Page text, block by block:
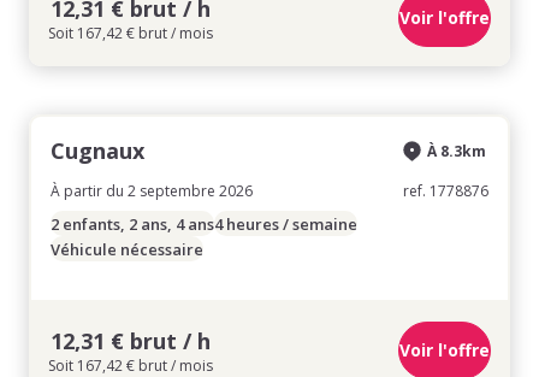
12,31 € brut / h
Soit 167,42 € brut / mois
Voir l'offre
Cugnaux
À partir du 2 septembre 2026
À 8.3km
ref. 1778876
2 enfants, 2 ans, 4 ans4 heures / semaine
Véhicule nécessaire
12,31 € brut / h
Soit 167,42 € brut / mois
Voir l'offre